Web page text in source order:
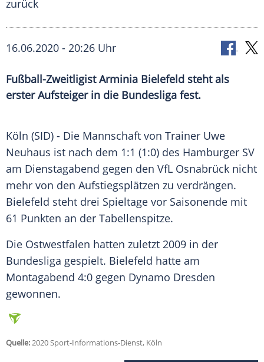
zurück
16.06.2020 - 20:26 Uhr
Fußball-Zweitligist Arminia Bielefeld steht als
erster Aufsteiger in die Bundesliga fest.
Köln (SID) - Die Mannschaft von Trainer Uwe
Neuhaus ist nach dem 1:1 (1:0) des Hamburger SV
am Dienstagabend gegen den VfL Osnabrück nicht
mehr von den Aufstiegsplätzen zu verdrängen.
Bielefeld steht drei Spieltage vor Saisonende mit
61 Punkten an der Tabellenspitze.
Die Ostwestfalen hatten zuletzt 2009 in der
Bundesliga gespielt. Bielefeld hatte am
Montagabend 4:0 gegen Dynamo Dresden
gewonnen.
Quelle:2020 Sport-Informations-Dienst, Köln